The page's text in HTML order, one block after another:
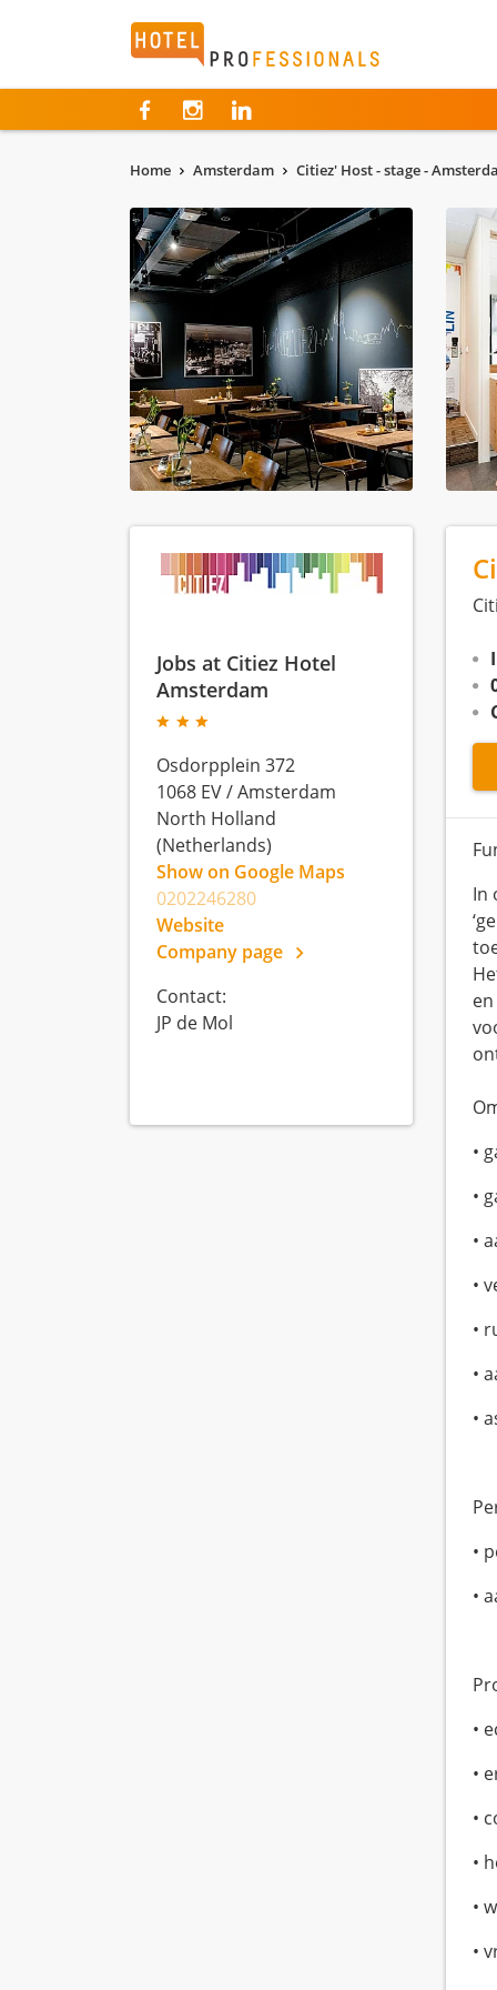
Hotelprofessionals
Home Amsterdam Citiez' Host - stage -
In
•
•
•
•
•
•
•
•
•
•
•
•
•
•
•
Jobs at Citiez Hotel
Amsterdam
Osdorpplein 372
1068 EV/Amsterdam
North Holland
(Netherlands)
Show on Google Maps
0202246280
Website
Company page
Contact:
JP de Mol